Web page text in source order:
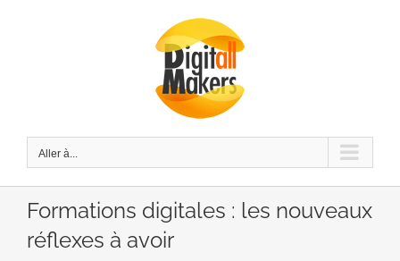
Aller à...
Formations digitales : les nouveaux
réflexes à avoir